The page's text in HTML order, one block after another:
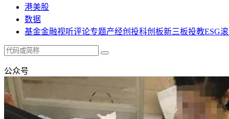
港美股
数据
基金金融视听评论专题产经创投科创板新三板投教ESG
公众号